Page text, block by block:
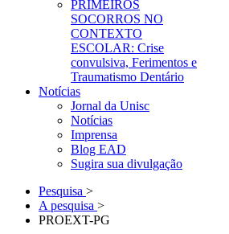
PRIMEIROS
SOCORROS NO
CONTEXTO
ESCOLAR: Crise
convulsiva, Ferimentos e
Traumatismo Dentário
Notícias
Jornal da Unisc
Notícias
Imprensa
Blog EAD
Sugira sua divulgação
Pesquisa >
A pesquisa >
PROEXT-PG